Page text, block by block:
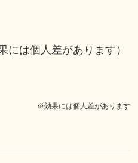
には個人差があります）
※効果には個人差があります